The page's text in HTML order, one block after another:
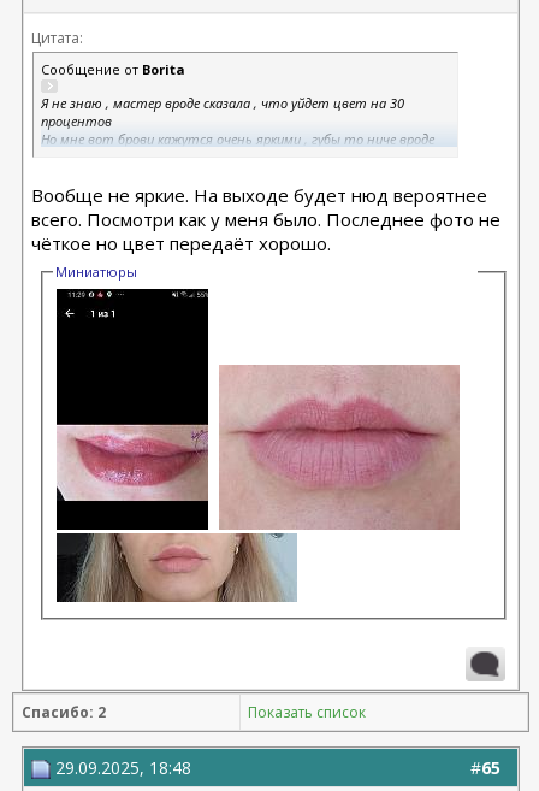
Цитата:
Сообщение от Borita
Я не знаю , мастер вроде сказала , что уйдет цвет на 30
процентов
Но мне вот брови кажутся очень яркими , губы то ниче вроде
Вообще не яркие. На выходе будет нюд вероятнее
всего. Посмотри как у меня было. Последнее фото не
чёткое но цвет передаёт хорошо.
Миниатюры
Спасибо: 2 Показать список
#65
29.09.2025, 18:48